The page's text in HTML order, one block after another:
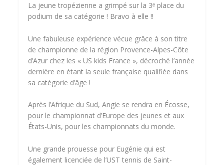
La jeune tropézienne a grimpé sur la 3ᵉ place du
podium de sa catégorie ! Bravo à elle !!
Une fabuleuse expérience vécue grâce à son titre
de championne de la région Provence-Alpes-Côte
d’Azur chez les « US kids France », décroché l’année
dernière en étant la seule française qualifiée dans
sa catégorie d’âge !
Après l’Afrique du Sud, Angie se rendra en Écosse,
pour le championnat d’Europe des jeunes et aux
États-Unis, pour les championnats du monde.
Une grande prouesse pour Eugénie qui est
également licenciée de l’UST tennis de Saint-